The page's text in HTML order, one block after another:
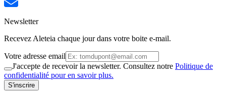
Newsletter
Recevez Aleteia chaque jour dans votre boite e-mail.
Votre adresse email
J'accepte de recevoir la newsletter. Consultez notre Politique de
confidentialité pour en savoir plus.
S'inscrire